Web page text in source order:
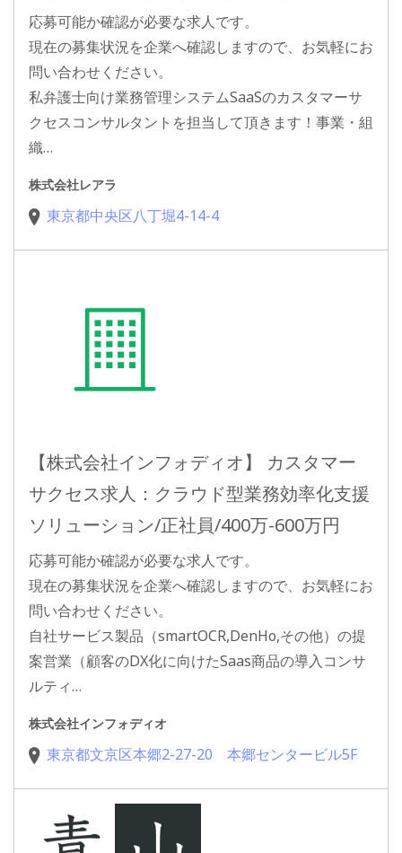
応募可能か確認が必要な求人です。
現在の募集状況を企業へ確認しますので、お気軽にお
問い合わせください。
私弁護士向け業務管理システムSaaSのカスタマーサ
クセスコンサルタントを担当して頂きます！事業・組
織…
株式会社レアラ
東京都中央区八丁堀4-14-4
【株式会社インフォディオ】 カスタマー
サクセス求人：クラウド型業務効率化支援
ソリューション/正社員/400万-600万円
応募可能か確認が必要な求人です。
現在の募集状況を企業へ確認しますので、お気軽にお
問い合わせください。
自社サービス製品（smartOCR,DenHo,その他）の提
案営業（顧客のDX化に向けたSaas商品の導入コンサ
ルティ…
株式会社インフォディオ
東京都文京区本郷2-27-20 本郷センタービル5F